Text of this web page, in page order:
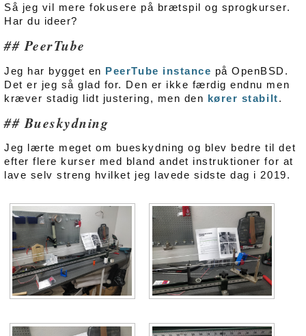
Så jeg vil mere fokusere på brætspil og sprogkurser.
Har du ideer?
PeerTube
Jeg har bygget en PeerTube instance på OpenBSD.
Det er jeg så glad for. Den er ikke færdig endnu men
kræver stadig lidt justering, men den kører stabilt.
Bueskydning
Jeg lærte meget om bueskydning og blev bedre til det
efter flere kurser med bland andet instruktioner for at
lave selv streng hvilket jeg lavede sidste dag i 2019.